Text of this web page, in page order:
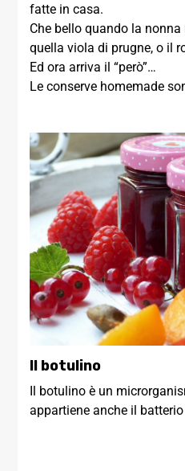
fatte in casa.
Che bello quando la
quella viola di prugne, o il
Ed ora arriva il “però”…
Le conserve homemade
Il botulino
Il botulino è un
appartiene anche il